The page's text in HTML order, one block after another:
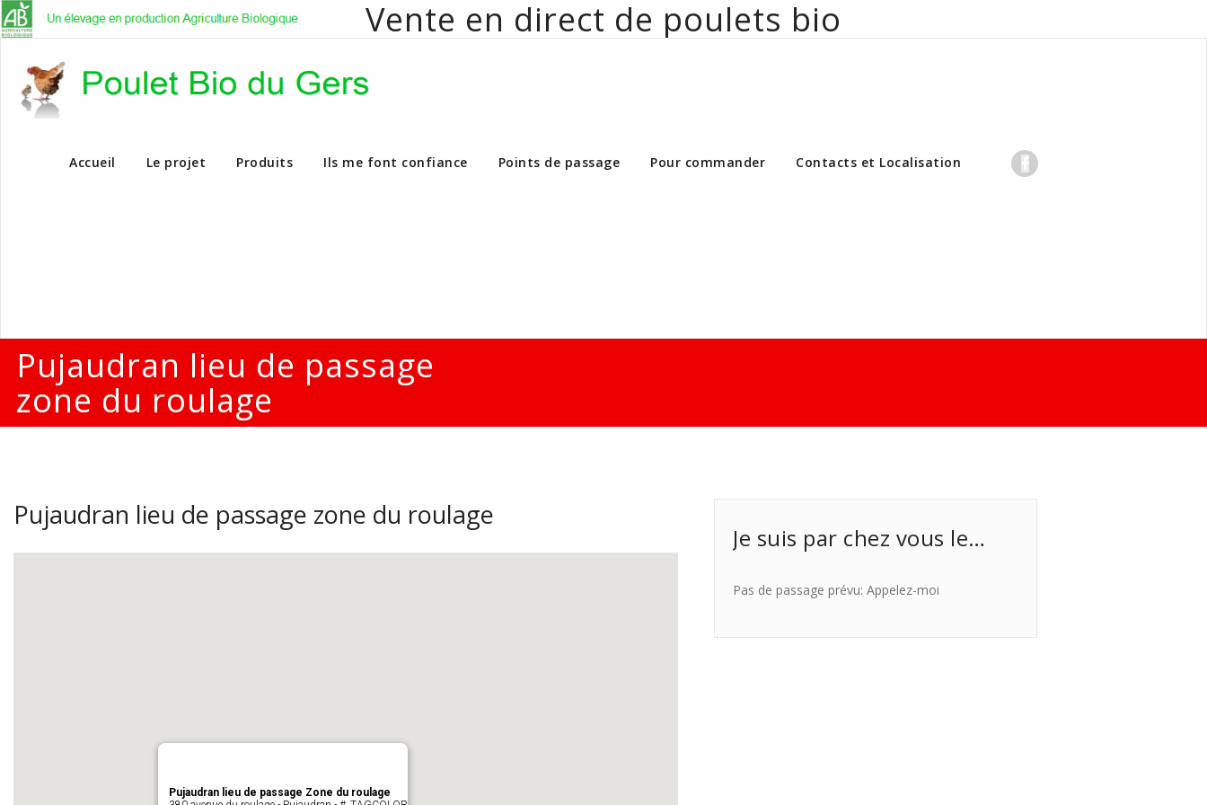
Vente en direct de poulets bio
Vente en direct de poulets bio aux particuliers et professionnels
Accueil Le projet Produits Ils me font confiance Points de passage Pour commander Contacts et Localisation
Pujaudran lieu de passage
zone du roulage
Pujaudran lieu de passage zone du roulage
Pujaudran lieu de passage Zone du roulage
Je suis par chez vous le…
Pas de passage prévu: Appelez-moi